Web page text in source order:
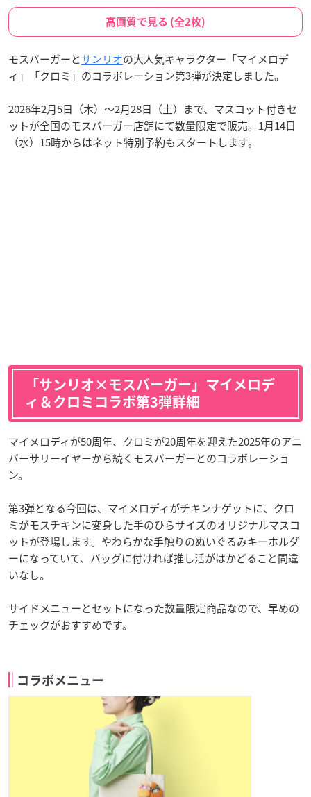
高画質で見る (全2枚)
モスバーガーとサンリオの大人気キャラクター「マイメロデ
ィ」「クロミ」のコラボレーション第3弾が決定しました。
2026年2月5日（木）〜2月28日（土）まで、マスコット付きセ
ットが全国のモスバーガー店舗にて数量限定で販売。1月14日
（水）15時からはネット特別予約もスタートします。
「サンリオ×モスバーガー」マイメロデ
ィ＆クロミコラボ第3弾詳細
マイメロディが50周年、クロミが20周年を迎えた2025年のアニ
バーサリーイヤーから続くモスバーガーとのコラボレーショ
ン。
第3弾となる今回は、マイメロディがチキンナゲットに、クロ
ミがモスチキンに変身した手のひらサイズのオリジナルマスコ
ットが登場します。やわらかな手触りのぬいぐるみキーホルダ
ーになっていて、バッグに付ければ推し活がはかどること間違
いなし。
サイドメニューとセットになった数量限定商品なので、早めの
チェックがおすすめです。
コラボメニュー